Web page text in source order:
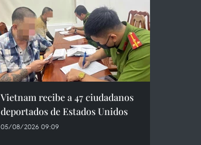
Vietnam recibe a 47 ciudadanos
deportados de Estados Unidos
05/08/2026 09:09